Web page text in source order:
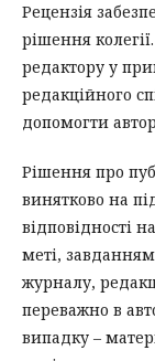
Рецензія
рішення
редактору у
редакційного
допомогти
Рішення про
винятково на
відповідності
меті, завданням
журналу,
переважно в
випадку –